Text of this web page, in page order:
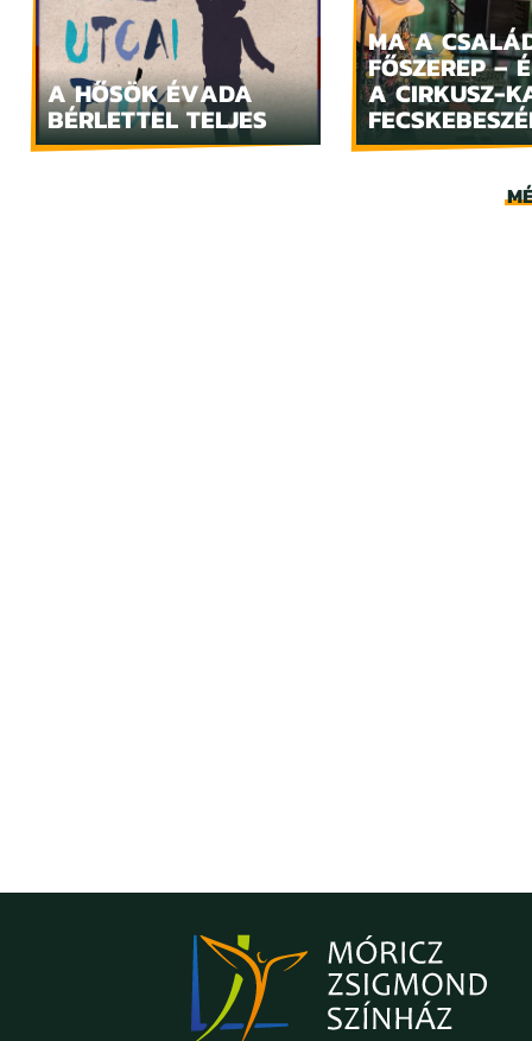
A HŐSÖK ÉVADA
BÉRLETTEL TELJES
MA A
FŐSZEREP –
A CIRKUSZ-